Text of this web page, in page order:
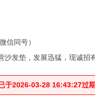
信同号）
发垫，发展迅猛，现诚招
于2026-03-28 16:43:27过期